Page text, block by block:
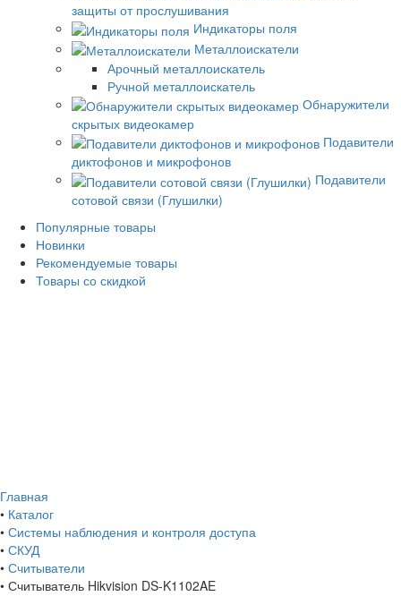
защиты от прослушивания
Индикаторы поля
Металлоискатели
Арочный металлоискатель
Ручной металлоискатель
Обнаружители
скрытых видеокамер
Подавители
диктофонов и микрофонов
Подавители
сотовой связи (Глушилки)
Популярные товары
Новинки
Рекомендуемые товары
Товары со скидкой
Главная
• Каталог
• Системы наблюдения и контроля доступа
• СКУД
• Считыватели
• Считыватель Hikvision DS-K1102AE